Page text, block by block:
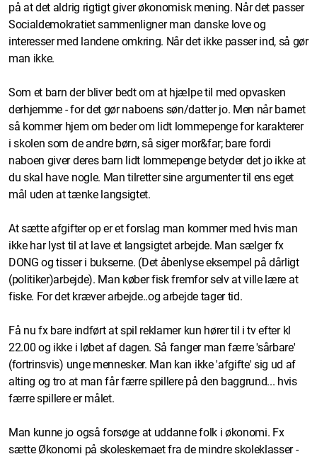
på at det aldrig rigtigt giver økonomisk mening. Når det passer
Socialdemokratiet sammenligner man danske love og
interesser med landene omkring. Når det ikke passer ind, så gør
man ikke.
Som et barn der bliver bedt om at hjælpe til med opvasken
derhjemme - for det gør naboens søn/datter jo. Men når barnet
så kommer hjem om beder om lidt lommepenge for karakterer
i skolen som de andre børn, så siger mor&far; bare fordi
naboen giver deres barn lidt lommepenge betyder det jo ikke at
du skal have nogle. Man tilretter sine argumenter til ens eget
mål uden at tænke langsigtet.
At sætte afgifter op er et forslag man kommer med hvis man
ikke har lyst til at lave et langsigtet arbejde. Man sælger fx
DONG og tisser i bukserne. (Det åbenlyse eksempel på dårligt
(politiker)arbejde). Man køber fisk fremfor selv at ville lære at
fiske. For det kræver arbejde..og arbejde tager tid.
Få nu fx bare indført at spil reklamer kun hører til i tv efter kl
22.00 og ikke i løbet af dagen. Så fanger man færre 'sårbare'
(fortrinsvis) unge mennesker. Man kan ikke 'afgifte' sig ud af
alting og tro at man får færre spillere på den baggrund... hvis
færre spillere er målet.
Man kunne jo også forsøge at uddanne folk i økonomi. Fx
sætte Økonomi på skoleskemaet fra de mindre skoleklasser -